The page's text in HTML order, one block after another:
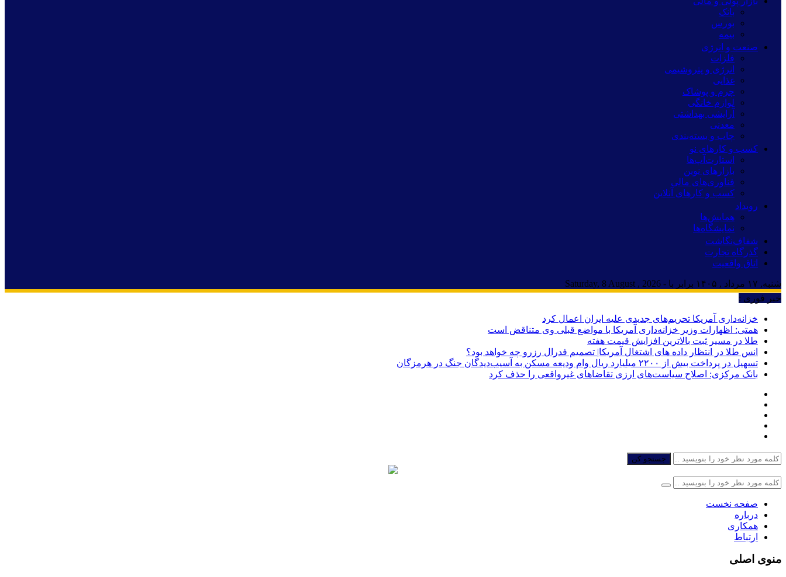
بانک
بورس
بیمه
صنعت و انرژی
فلزات
انرژی و پتروشیمی
غذایی
چرم و پوشاک
لوازم خانگی
آرایشی بهداشتی
معدنی
چاپ و بسته‌بندی
کسب و کارهای نو
استارت‌آپ‌ها
بازارهای نوین
فناوری‌های مالی
کسب و کارهای آنلاین
رویداد
همایش‌ها
نمایشگاه‌ها
شفاف‌نگاشت
گذرگاه تجارت
اتاق واقعیت
شنبه, ۱۷ مرداد , ۱۴۰۵ برابر با - Saturday, 8 August , 2026
خبر فوری :
خزانه‌داری آمریکا تحریم‌های جدیدی علیه ایران اعمال کرد
همتی: اظهارات وزیر خزانه‌داری آمریکا با مواضع قبلی وی متناقض است
طلا در مسیر ثبت بالاترین افزایش قیمت هفته
انس طلا در انتظار داده های اشتغال آمریکا| تصمیم فدرال رزرو چه خواهد بود؟
تسهیل در پرداخت بیش از ۲۲۰۰ میلیارد ریال وام ودیعه مسکن به آسیب‌دیدگان جنگ در هرمزگان
بانک مرکزی: اصلاح سیاست‌های ارزی تقاضاهای غیرواقعی را حذف کرد
جستجو کن
صفحه نخست
درباره
همکاری
ارتباط
منوی اصلی